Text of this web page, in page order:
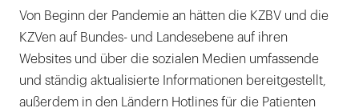
Von Beginn der Pandemie an hätten die KZBV und die
KZVen auf Bundes- und Landesebene auf ihren
Websites und über die sozialen Medien umfassende
und ständig aktualisierte Informationen bereitgestellt,
außerdem in den Ländern Hotlines für die Patienten